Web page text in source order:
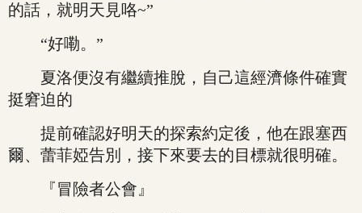
的話，就明天見咯~”
“好嘞。”
夏洛便沒有繼續推脫，自己這經濟條件確實
挺窘迫的
提前確認好明天的探索約定後，他在跟塞西
爾、蕾菲婭告別，接下來要去的目標就很明確。
『冒險者公會』